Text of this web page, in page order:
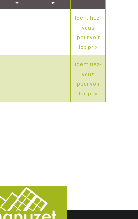
Identifiez-
vous
pour voir
les prix
Identifiez-
vous
pour voir
les prix